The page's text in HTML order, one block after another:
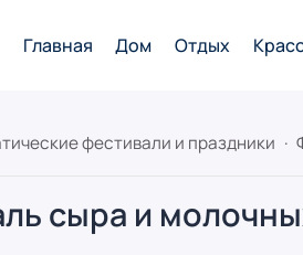
Главная Дом Отдых
фестивали и праздники
сыра и